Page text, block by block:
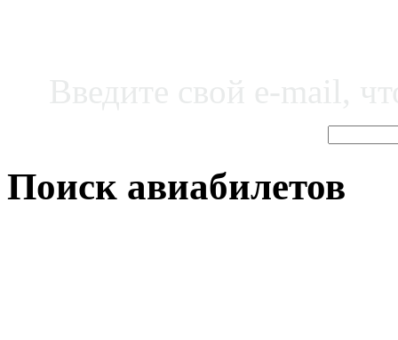
Поиск авиабилетов